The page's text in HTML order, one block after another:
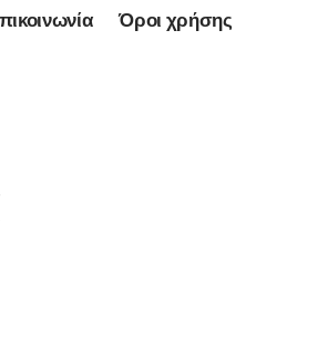
Όροι χρήσης